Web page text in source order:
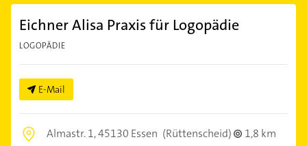
Eichner Alisa Praxis für Logopädie
LOGOPÄDIE
E-Mail
Almastr. 1,45130 Essen (Rüttenscheid)
1,8 km